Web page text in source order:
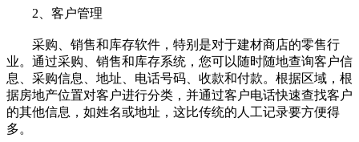
2、客户管理
采购、销售和库存软件，特别是对于建材商店的零售行
业。通过采购、销售和库存系统，您可以随时随地查询客户信
息、采购信息、地址、电话号码、收款和付款。根据区域，根
据房地产位置对客户进行分类，并通过客户电话快速查找客户
的其他信息，如姓名或地址，这比传统的人工记录要方便得
多。